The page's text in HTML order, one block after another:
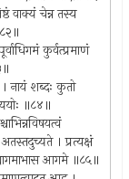
वाक्यं चेन्न तस्य
कुर्वत्प्रमाणं
। नायं शब्दः कुतो
॥८४॥
। प्रत्यक्षं
आगमे ॥८५॥